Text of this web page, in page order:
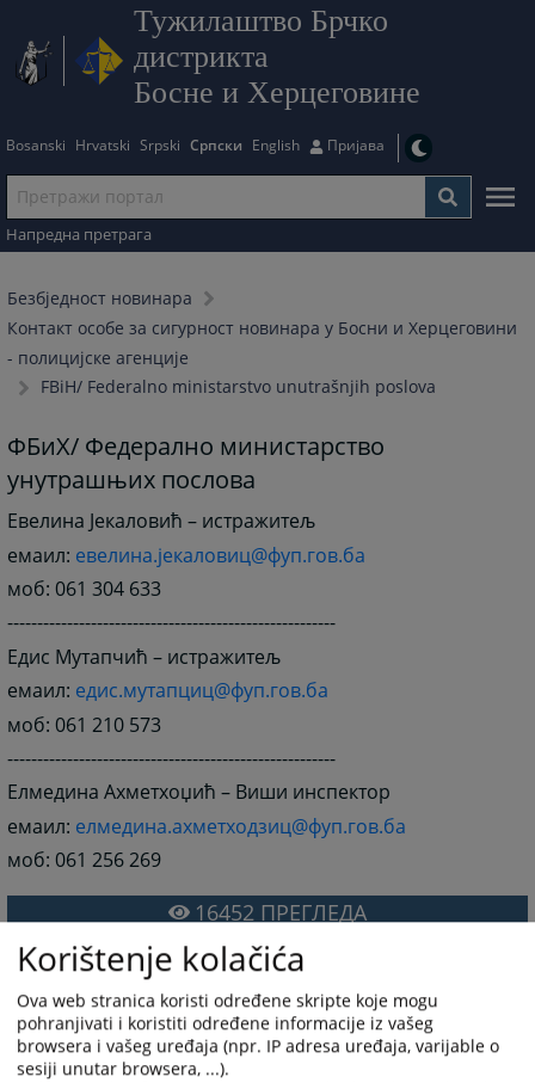
Тужилаштво Брчко
дистрикта
Босне и Херцеговине
Bosanski Hrvatski Srpski Српски English Пријава
Напредна претрага
Безбjедност новинара
Контакт особе за сигурност новинара у Босни и Херцеговини
- полицијске агенције
FBiH/ Federalno ministarstvo unutrašnjih poslova
ФБиХ/ Федерално министарство
унутрашњих послова
Евелина Јекаловић – истражитељ
емаил: евелина.јекаловиц@фуп.гов.ба
моб: 061 304 633
-------------------------------------------------------
Едис Мутапчић – истражитељ
емаил: едис.мутапциц@фуп.гов.ба
моб: 061 210 573
-------------------------------------------------------
Елмедина Ахметхоџић – Виши инспектор
емаил: елмедина.ахметходзиц@фуп.гов.ба
моб: 061 256 269
16452 ПРЕГЛЕДА
Korištenje kolačića
Ova web stranica koristi određene skripte koje mogu
pohranjivati i koristiti određene informacije iz vašeg
browsera i vašeg uređaja (npr. IP adresa uređaja, varijable o
sesiji unutar browsera, ...).